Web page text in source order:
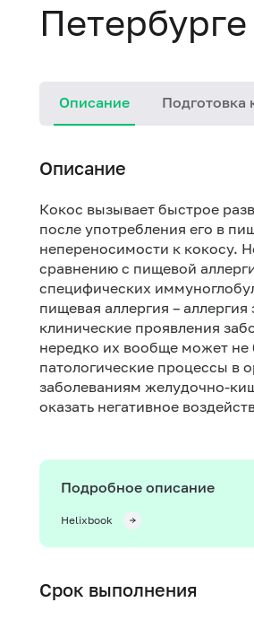
Петербурге
Описание Подготовка
Описание
Кокос вызывает быстрое
после употребления его в
непереносимости к кокосу.
сравнению с пищевой
специфических
пищевая аллергия –
клинические проявления
нередко их вообще может
патологические процессы в
заболеваниям желудочно-
оказать негативное
Подробное описание
Helixbook
Срок выполнения